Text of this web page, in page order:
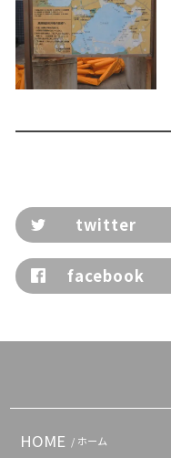
twitter
facebook
HOME / ホーム